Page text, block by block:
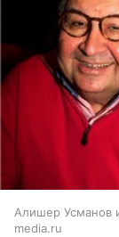
Алишер Усманов
media.ru